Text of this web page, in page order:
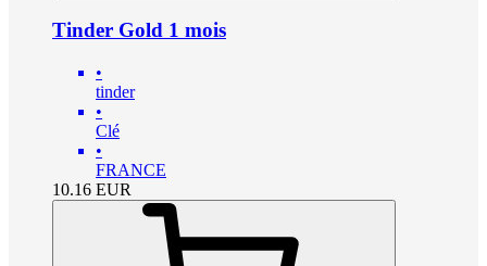
Tinder Gold 1 mois
•
tinder
•
Clé
•
FRANCE
10.16 EUR